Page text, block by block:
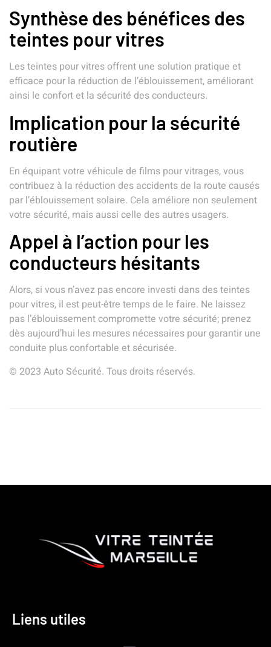
Synthèse des bénéfices des
teintes pour vitres
Les teintes pour vitres offrent une solution pratique et
efficace pour la réduction de l’éblouissement, améliorant
ainsi le confort et la sécurité des conducteurs.
Implication pour la sécurité
routière
En équipant votre véhicule de films pour vitrages, vous
contribuez à la réduction des accidents de la route causés
par l’éblouissement solaire. Cela améliore non seulement
votre sécurité, mais aussi celle des autres usagers.
Appel à l’action pour les
conducteurs hésitants
Alors, si vous n’avez pas encore investi dans des teintes
pour vitres, il est peut-être temps de le faire. Ne laissez
pas l’éblouissement compromette votre sécurité; prenez
dès aujourd’hui les mesures nécessaires pour garantir une
conduite plus confortable et sécurisée.
© 2023 Auto Sécurité. Tous droits réservés.
Liens utiles